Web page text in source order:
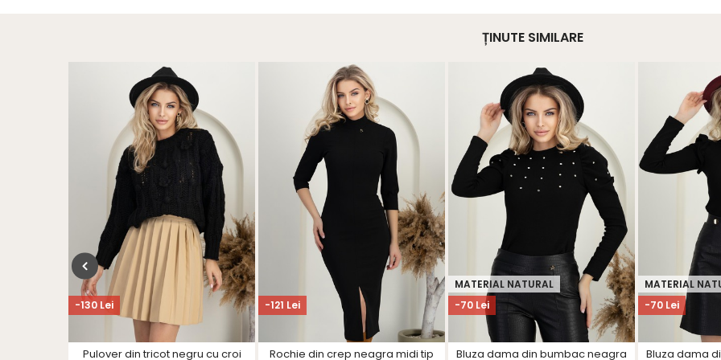
ȚINUTE SIMILARE
-130 Lei
Pulover din tricot negru cu croi
-121 Lei
Rochie din crep neagra midi tip
-70 Lei
MATERIAL NATURAL
Bluza dama din bumbac neagra
-70 Lei
MATERIAL
Bluza dama